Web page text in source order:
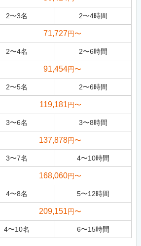
2〜3名 2〜4時間
71,727円〜
2〜4名 2〜6時間
91,454円〜
2〜5名 2〜6時間
119,181円〜
3〜6名 3〜8時間
137,878円〜
3〜7名 4〜10時間
168,060円〜
4〜8名 5〜12時間
209,151円〜
4〜10名 6〜15時間